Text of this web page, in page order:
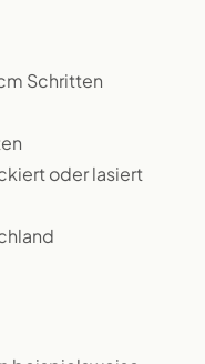
Schritten
oder lasiert